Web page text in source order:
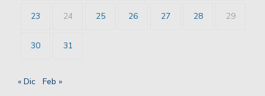
23 24 25 26 27 28 29
30 31
« Dic Feb »